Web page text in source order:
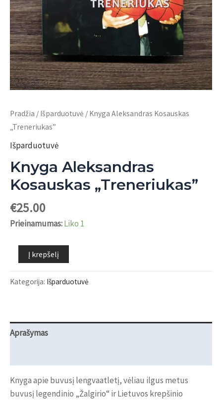
Pradžia / Išparduotuvė / Knyga Aleksandras Kosauskas
„Treneriukas”
Išparduotuvė
Knyga Aleksandras
Kosauskas „Treneriukas”
€25.00
Prieinamumas:Liko 1
produkto
kiekis:
Knyga
Į krepšelį
Kategorija: Išparduotuvė
Aprašymas
Knyga apie buvusį lengvaatletį, vėliau ilgus metus
buvusį legendinio „Žalgirio“ ir Lietuvos krepšinio